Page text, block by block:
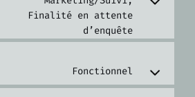
Finalité en attente
d’enquête
Fonctionnel